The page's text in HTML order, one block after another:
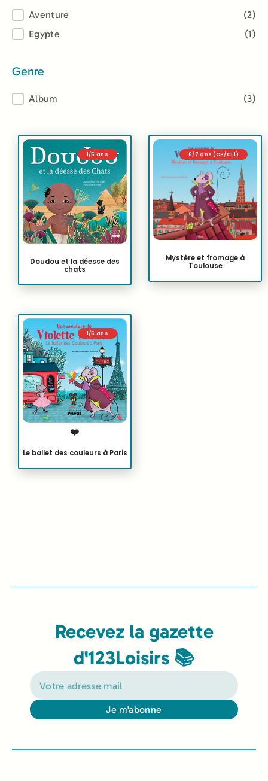
Thème
Aventure
(2)
Egypte
(1)
Genre
Genre
Album (3)
1/5 ans
Doudou et la déesse des
chats
6/7 ans (CP/CE1)
Mystère et fromage à
Toulouse
1/5 ans
❤️
Le ballet des couleurs à Paris
Recevez la gazette
d'123Loisirs 📚
Je m'abonne